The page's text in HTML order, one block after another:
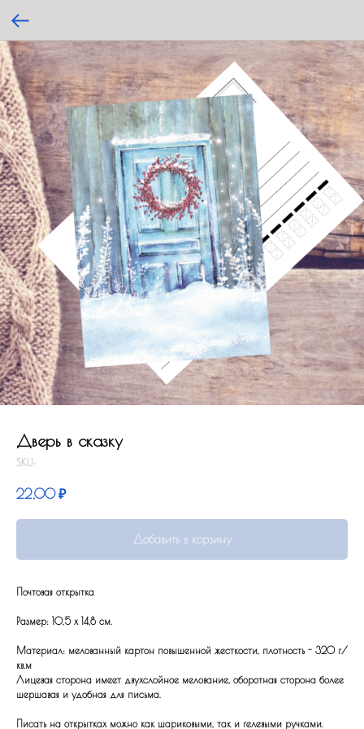
Дверь в сказку
SKU:
22,00 ₽
Добавить в корзину
Почтовая открытка
Размер: 10,5 x 14,8 см.
Материал: мелованный картон повышенной жесткости, плотность - 320 г/
кв.м
Лицевая сторона имеет двухслойное мелование, оборотная сторона более
шершавая и удобная для письма.
Писать на открытках можно как шариковыми, так и гелевыми ручками.